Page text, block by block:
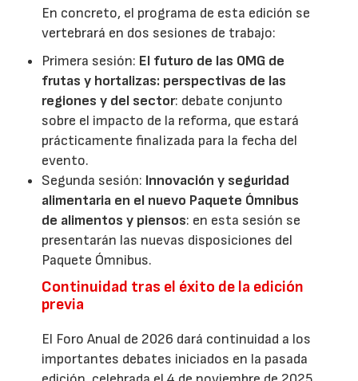
En concreto, el programa de esta edición se
vertebrará en dos sesiones de trabajo:
Primera sesión: El futuro de las OMG de
frutas y hortalizas: perspectivas de las
regiones y del sector: debate conjunto
sobre el impacto de la reforma, que estará
prácticamente finalizada para la fecha del
evento.
Segunda sesión: Innovación y seguridad
alimentaria en el nuevo Paquete Ómnibus
de alimentos y piensos: en esta sesión se
presentarán las nuevas disposiciones del
Paquete Ómnibus.
Continuidad tras el éxito de la edición
previa
El Foro Anual de 2026 dará continuidad a los
importantes debates iniciados en la pasada